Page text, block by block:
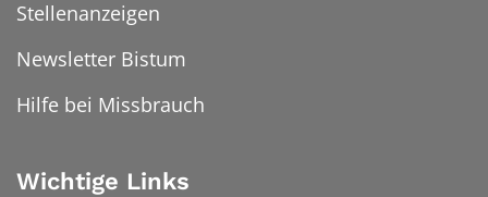
Stellenanzeigen
Newsletter Bistum
Hilfe bei Missbrauch
Wichtige Links